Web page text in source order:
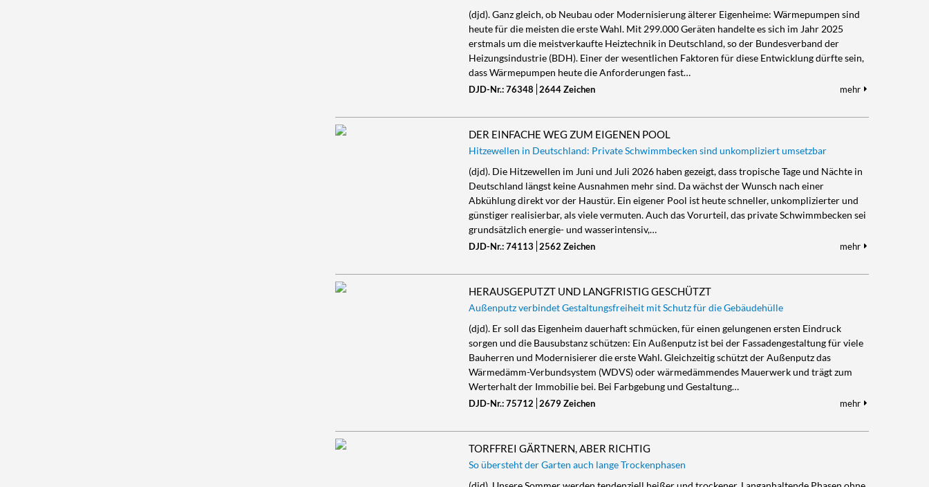
(djd). Ganz gleich, ob Neubau oder Modernisierung älterer Eigenheime: Wärmepumpen sind
heute für die meisten die erste Wahl. Mit 299.000 Geräten handelte es sich im Jahr 2025
erstmals um die meistverkaufte Heiztechnik in Deutschland, so der Bundesverband der
Heizungsindustrie (BDH). Einer der wesentlichen Faktoren für diese Entwicklung dürfte sein,
dass Wärmepumpen heute die Anforderungen fast…
DJD-Nr.: 76348 2644 Zeichen mehr
DER EINFACHE WEG ZUM EIGENEN POOL
Hitzewellen in Deutschland: Private Schwimmbecken sind unkompliziert umsetzbar
(djd). Die Hitzewellen im Juni und Juli 2026 haben gezeigt, dass tropische Tage und Nächte in
Deutschland längst keine Ausnahmen mehr sind. Da wächst der Wunsch nach einer
Abkühlung direkt vor der Haustür. Ein eigener Pool ist heute schneller, unkomplizierter und
günstiger realisierbar, als viele vermuten. Auch das Vorurteil, das private Schwimmbecken sei
grundsätzlich energie- und wasserintensiv,…
DJD-Nr.: 74113 2562 Zeichen mehr
HERAUSGEPUTZT UND LANGFRISTIG GESCHÜTZT
Außenputz verbindet Gestaltungsfreiheit mit Schutz für die Gebäudehülle
(djd). Er soll das Eigenheim dauerhaft schmücken, für einen gelungenen ersten Eindruck
sorgen und die Bausubstanz schützen: Ein Außenputz ist bei der Fassadengestaltung für viele
Bauherren und Modernisierer die erste Wahl. Gleichzeitig schützt der Außenputz das
Wärmedämm-Verbundsystem (WDVS) oder wärmedämmendes Mauerwerk und trägt zum
Werterhalt der Immobilie bei. Bei Farbgebung und Gestaltung…
DJD-Nr.: 75712 2679 Zeichen mehr
TORFFREI GÄRTNERN, ABER RICHTIG
So übersteht der Garten auch lange Trockenphasen